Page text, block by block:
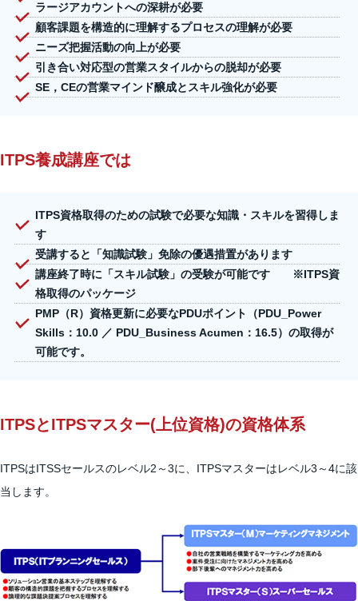
ラージアカウントへの深耕が必要
顧客課題を構造的に理解するプロセスの理解が必要
ニーズ把握活動の向上が必要
引き合い対応型の営業スタイルからの脱却が必要
SE，CEの営業マインド醸成とスキル強化が必要
ITPS養成講座では
ITPS資格取得のための試験で必要な知識・スキルを習得しま
す
受講すると「知識試験」免除の優遇措置があります
講座終了時に「スキル試験」の受験が可能です ※ITPS資
格取得のパッケージ
PMP（R）資格更新に必要なPDUポイント（PDU_Power
Skills：10.0 ／ PDU_Business Acumen：16.5）の取得が
可能です。
ITPSとITPSマスター(上位資格)の資格体系
ITPSはITSSセールスのレベル2～3に、ITPSマスターはレベル3～4に該
当します。